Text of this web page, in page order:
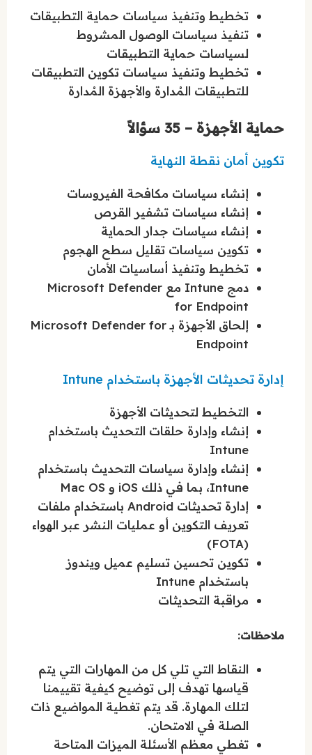
تخطيط وتنفيذ سياسات حماية التطبيقات
تنفيذ سياسات الوصول المشروط
لسياسات حماية التطبيقات
تخطيط وتنفيذ سياسات تكوين التطبيقات
للتطبيقات المُدارة والأجهزة المُدارة
حماية الأجهزة – 35 سؤالاً
تكوين أمان نقطة النهاية
إنشاء سياسات مكافحة الفيروسات
إنشاء سياسات تشفير القرص
إنشاء سياسات جدار الحماية
تكوين سياسات تقليل سطح الهجوم
تخطيط وتنفيذ أساسيات الأمان
دمج Intune مع Microsoft Defender
for Endpoint
إلحاق الأجهزة بـ Microsoft Defender for
Endpoint
إدارة تحديثات الأجهزة باستخدام Intune
التخطيط لتحديثات الأجهزة
إنشاء وإدارة حلقات التحديث باستخدام
Intune
إنشاء وإدارة سياسات التحديث باستخدام
Intune، بما في ذلك iOS و Mac OS
إدارة تحديثات Android باستخدام ملفات
تعريف التكوين أو عمليات النشر عبر الهواء
(FOTA)
تكوين تحسين تسليم عميل ويندوز
باستخدام Intune
مراقبة التحديثات
ملاحظات:
النقاط التي تلي كل من المهارات التي يتم
قياسها تهدف إلى توضيح كيفية تقييمنا
لتلك المهارة. قد يتم تغطية المواضيع ذات
الصلة في الامتحان.
تغطي معظم الأسئلة الميزات المتاحة